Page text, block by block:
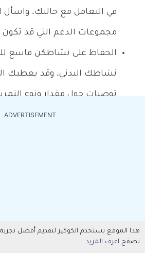
في التعامل مع حالتك. واسأل
مجموعات الدعم التي قد تكون
الحفاظ على نشاطكن فاسع
نشاطك البدني. وقد يعطيك
توصيات حول مقدار ونوع
المعلومات التي تساعدك
ADVERTISEMENT
هذا الموقع يستخدم الكوكيز لتقديم أفضل تجربة
تصفح اعرف المزيد